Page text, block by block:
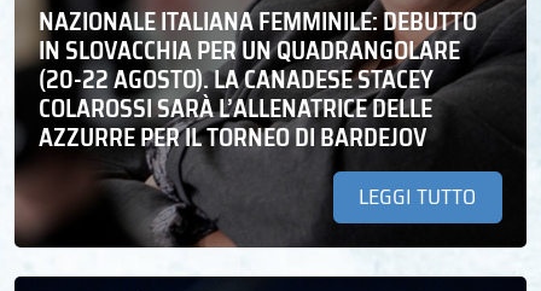
NAZIONALE ITALIANA FEMMINILE: DEBUTTO
IN SLOVACCHIA PER UN QUADRANGOLARE
(20-22 AGOSTO). LA CANADESE STACEY
COLAROSSI SARÀ L’ALLENATRICE DELLE
AZZURRE PER IL TORNEO DI BARDEJOV
LEGGI TUTTO